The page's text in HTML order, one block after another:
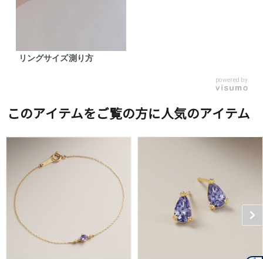
リングサイズ測り方
powered by
このアイテムをご覧の方に人気のアイテム